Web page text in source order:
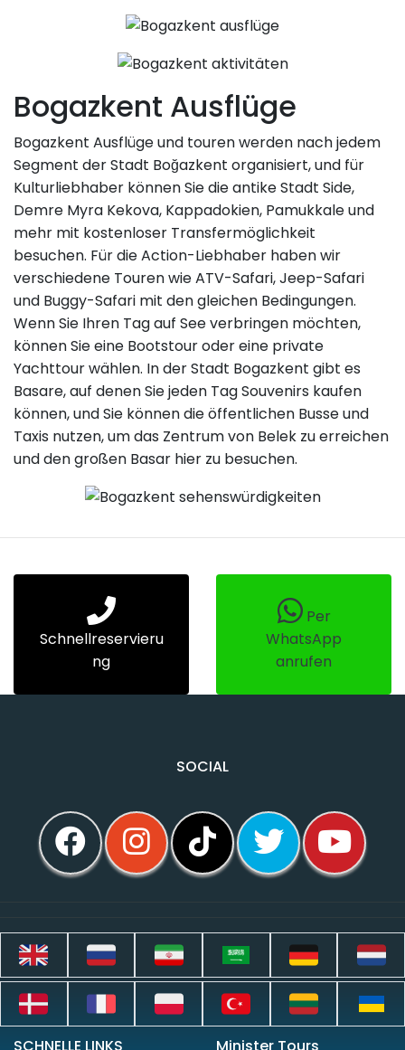
Bogazkent Ausflüge
Bogazkent Ausflüge und touren werden nach jedem
Segment der Stadt Boğazkent organisiert, und für
Kulturliebhaber können Sie die antike Stadt Side,
Demre Myra Kekova, Kappadokien, Pamukkale und
mehr mit kostenloser Transfermöglichkeit
besuchen. Für die Action-Liebhaber haben wir
verschiedene Touren wie ATV-Safari, Jeep-Safari
und Buggy-Safari mit den gleichen Bedingungen.
Wenn Sie Ihren Tag auf See verbringen möchten,
können Sie eine Bootstour oder eine private
Yachttour wählen. In der Stadt Bogazkent gibt es
Basare, auf denen Sie jeden Tag Souvenirs kaufen
können, und Sie können die öffentlichen Busse und
Taxis nutzen, um das Zentrum von Belek zu erreichen
und den großen Basar hier zu besuchen.
Schnellreservieru
ng
Per
WhatsApp
anrufen
SOCIAL